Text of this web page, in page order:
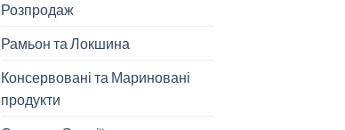
Розпродаж
Рамьон та Локшина
Консервовані та Мариновані
продукти